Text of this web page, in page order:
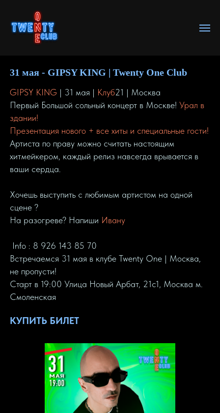
31 мая - GIPSY KING | Twenty One Club
GIPSY KING | 31 мая | Клуб21 | Москва
Первый Большой сольный концерт в Москве! Урал в
здании!
Презентация нового + все хиты и специальные гости!
Артиста по праву можно считать настоящим
хитмейкером, каждый релиз навсегда врывается в
ваши сердца.
Хочешь выступить с любимым артистом на одной
сцене ?
На разогреве? Напиши Ивану
Info : 8 926 143 85 70
Встречаемся 31 мая в клубе Twenty One | Москва,
не пропусти!
Старт в 19:00 Улица Новый Арбат, 21с1, Москва м.
Смоленская
КУПИТЬ БИЛЕТ